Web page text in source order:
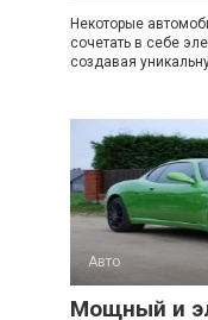
Некоторые
сочетать в себе
создавая
Авто
Мощный и